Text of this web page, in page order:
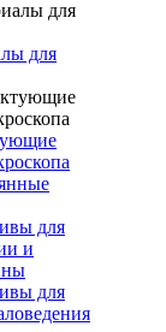
для
для
и
для